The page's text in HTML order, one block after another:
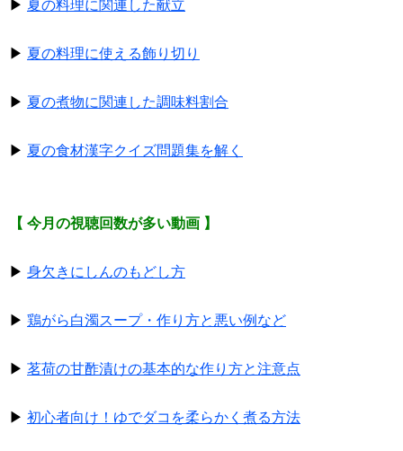
▶ 夏の料理に関連した献立
▶ 夏の料理に使える飾り切り
▶ 夏の煮物に関連した調味料割合
▶ 夏の食材漢字クイズ問題集を解く
【 今月の視聴回数が多い動画 】
▶ 身欠きにしんのもどし方
▶ 鶏がら白濁スープ・作り方と悪い例など
▶ 茗荷の甘酢漬けの基本的な作り方と注意点
▶ 初心者向け！ゆでダコを柔らかく煮る方法